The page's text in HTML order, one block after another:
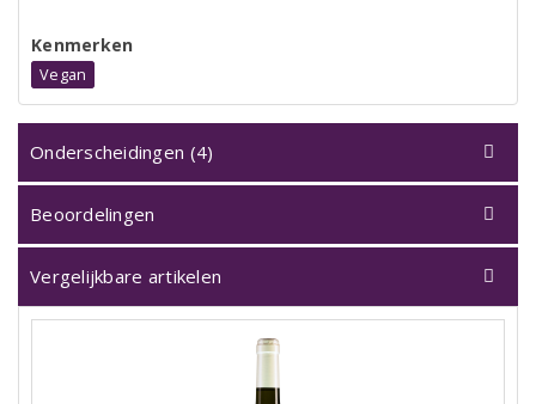
Kenmerken
Vegan
Onderscheidingen (4)
Beoordelingen
Vergelijkbare artikelen